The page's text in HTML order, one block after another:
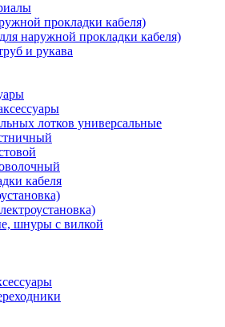
прокладки кабеля)
наружной прокладки кабеля)
и рукава
лотков универсальные
кабеля
шнуры с вилкой